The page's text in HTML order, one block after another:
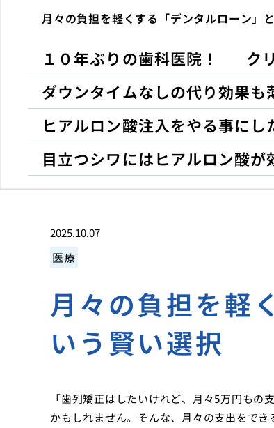
月々の負担を軽くする「デンタルローン」
１０年ぶりの歯科医院！
ク
ダウンタイムなしの代り効果
ヒアルロン酸注入をやる事にし
目立つシワにはヒアルロン酸が
2025.10.07
医療
月々の負担を軽
いう賢い選択
「歯列矯正はしたいけれど、月々5万円も
かもしれません。そんな、月々の支出をで